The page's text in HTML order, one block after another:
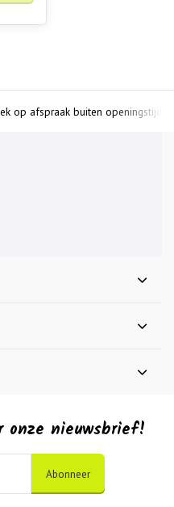
op afspraak buiten openingstijden
nieuwsbrief!
Abonneer